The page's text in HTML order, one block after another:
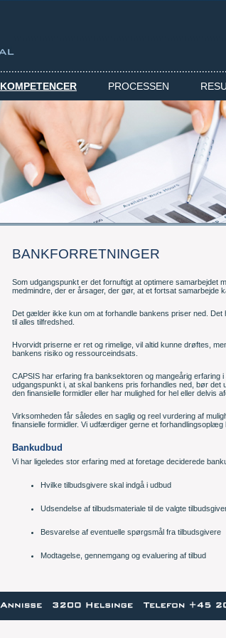
KOMPETENCER PROCESSEN
BANKFORRETNINGER
Som udgangspunkt er det fornuftigt at optimere samarbejdet
medmindre, der er årsager, der gør, at et fortsat samarbejde
Det gælder ikke kun om at forhandle bankens priser ned.
til alles tilfredshed.
Hvorvidt priserne er ret og rimelige, vil altid kunne drøftes,
bankens risiko og ressourceindsats.
CAPSIS har erfaring fra banksektoren og mangeårig erfaring
udgangspunkt i, at skal bankens pris forhandles ned, bør
den finansielle formidler eller har mulighed for hel eller delvis
Virksomheden får således en saglig og reel vurdering af
finansielle formidler. Vi udfærdiger gerne et forhandlingsoplæg
Bankudbud
Vi har ligeledes stor erfaring med at foretage deciderede
Hvilke tilbudsgivere skal indgå i udbud
Udsendelse af tilbudsmateriale til de valgte
Besvarelse af eventuelle spørgsmål fra tilbudsgivere
Modtagelse, gennemgang og evaluering af tilbud